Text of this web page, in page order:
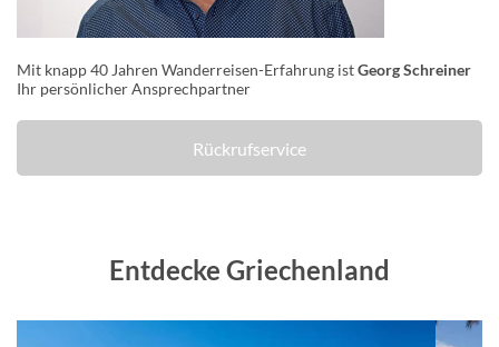
Mit knapp 40 Jahren Wanderreisen-Erfahrung istGeorg Schreiner
Ihr persönlicher Ansprechpartner
Rückrufservice
Entdecke Griechenland